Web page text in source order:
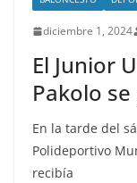
diciembre 1, 2024
El Junior
Pakolo
En la tarde del
Polideportivo
recibía